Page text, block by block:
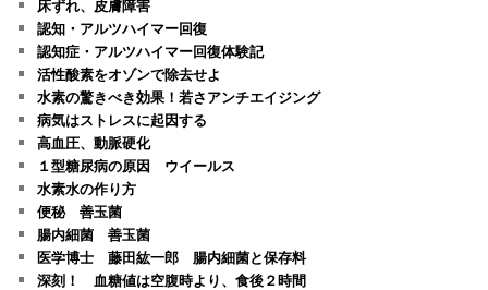
床ずれ、皮膚障害
認知・アルツハイマー回復
認知症・アルツハイマー回復体験記
活性酸素をオゾンで除去せよ
水素の驚きべき効果！若さアンチエイジング
病気はストレスに起因する
高血圧、動脈硬化
１型糖尿病の原因 ウイールス
水素水の作り方
便秘 善玉菌
腸内細菌 善玉菌
医学博士 藤田紘一郎 腸内細菌と保存料
深刻！ 血糖値は空腹時より、食後２時間